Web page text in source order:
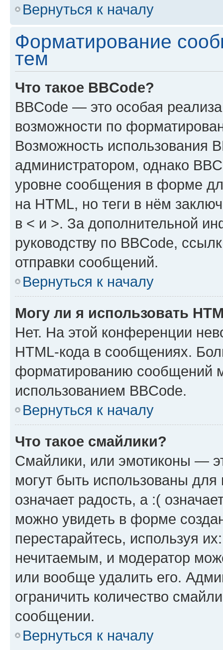
Вернуться к началу
Форматирование
тем
Что такое BBCode?
BBCode — это особая
возможности по
Возможность использования
администратором, однако
уровне сообщения в форме
на HTML, но теги в нём
в < и >. За дополнительной
руководству по BBCode,
отправки сообщений.
Вернуться к началу
Могу ли я использовать
Нет. На этой конференции
HTML-кода в сообщениях.
форматированию сообщений
использованием BBCode.
Вернуться к началу
Что такое смайлики?
Смайлики, или эмотиконы —
могут быть использованы
означает радость, а :(
можно увидеть в форме
перестарайтесь, используя
нечитаемым, и модератор
или вообще удалить его.
ограничить количество
сообщении.
Вернуться к началу